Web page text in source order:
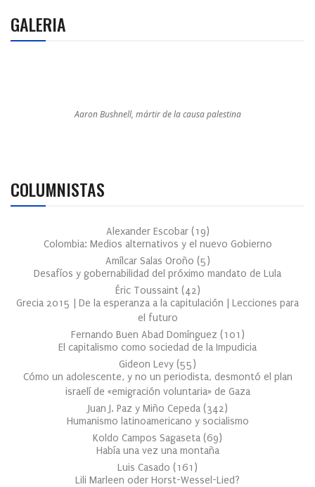
GALERIA
Aaron Bushnell, mártir de la causa palestina
COLUMNISTAS
Alexander Escobar (19)
Colombia: Medios alternativos y el nuevo Gobierno
Amílcar Salas Oroño (5)
Desafíos y gobernabilidad del próximo mandato de Lula
Éric Toussaint (42)
Grecia 2015 | De la esperanza a la capitulación | Lecciones para
el futuro
Fernando Buen Abad Domínguez (101 )
El capitalismo como sociedad de la Impudicia
Gideon Levy (55)
Cómo un adolescente, y no un periodista, desmontó el plan
israelí de «emigración voluntaria» de Gaza
Juan J. Paz y Miño Cepeda (342)
Humanismo latinoamericano y socialismo
Koldo Campos Sagaseta (69)
Había una vez una montaña
Luis Casado (161 )
Lili Marleen oder Horst-Wessel-Lied?